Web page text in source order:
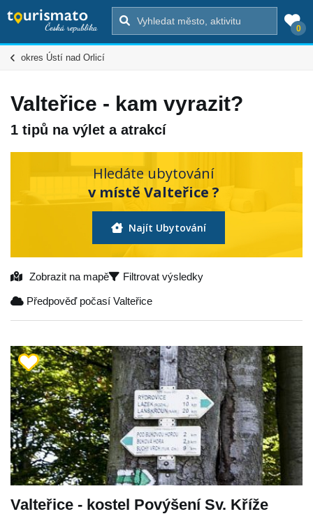
0
okres Ústí nad Orlicí
Valteřice - kam vyrazit?
1 tipů na výlet a atrakcí
Hledáte ubytování
v místě Valteřice ?
Najít Ubytování
Zobrazit na mapě Filtrovat výsledky
Předpověď počasí Valteřice
Valteřice - kostel Povýšení Sv. Kříže